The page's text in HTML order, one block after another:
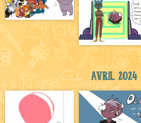
Avril 2024